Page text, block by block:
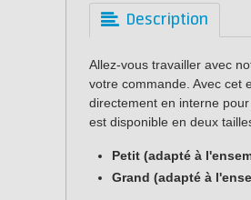
Description
Allez-vous travailler avec
votre commande. Avec cet
directement en interne
est disponible en deux
Petit (adapté à
Grand (adapté à